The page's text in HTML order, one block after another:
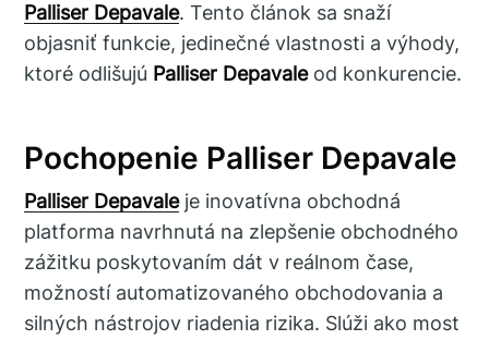
Palliser Depavale. Tento článok sa snaží
objasniť funkcie, jedinečné vlastnosti a výhody,
ktoré odlišujú Palliser Depavaleod konkurencie.
Pochopenie Palliser Depavale
Palliser Depavaleje inovatívna obchodná
platforma navrhnutá na zlepšenie obchodného
zážitku poskytovaním dát v reálnom čase,
možností automatizovaného obchodovania a
silných nástrojov riadenia rizika. Slúži ako most